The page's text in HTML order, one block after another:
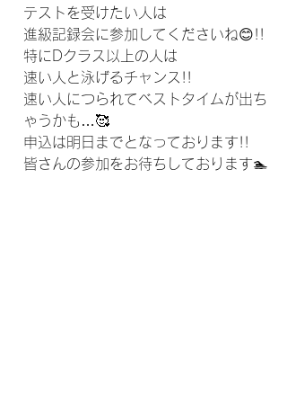
テストを受けたい人は
進級記録会に参加してくださいね😊!!
特にDクラス以上の人は
速い人と泳げるチャンス!!
速い人につられてベストタイムが出ち
ゃうかも…🥰
申込は明日までとなっております!!
皆さんの参加をお待ちしております🏊